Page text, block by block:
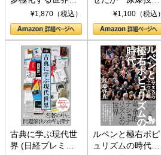
トランプとBRICS
の挑戦
¥1,870（税込）
下、ソ連参戦、そ
して聖断 (PHP新
書)
¥1,100（税込）
古典に学ぶ現代世
界 (日経プレミア
ルペンと極右ポピ
ュリズムの時代：